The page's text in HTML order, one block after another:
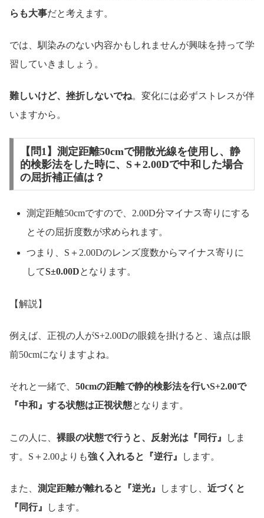
らも大事だと考えます。
では、馴染みのない内容かもしれませんが興味を持って学
習していきましょう。
難しいけど、挫折しないでね。変化には必ずストレスが伴
いますから。
【問1】測定距離50cmで開散光線を使用し、静
的検影法をした時に、S＋2.00Dで中和した場合
の屈折補正値は？
測定距離50cmですので、2.00D分マイナス寄りにする
とその屈折度数が求められます。
つまり、S＋2.00Dのレンズ度数からマイナス寄りに
してS±0.00Dとなります。
【解説】
例えば、正視の人がS+2.00Dの眼鏡を掛けると、遠点は眼
前50cmになりますよね。
それと一緒で、 50cmの距離で静的検影法を行いS+2.00で
『中和』する状態は正視状態となります。
この人に、 裸眼の状態で行うと、反射光は『同行』
しま
す。S＋2.00よりも強く入れると『逆行』 します。
また、 測定距離が離れると『逆光』 しますし、 近づくと
『同行』
します。